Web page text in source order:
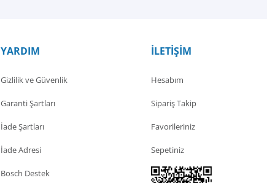
YARDIM
Gizlilik ve Güvenlik
Garanti Şartları
İade Şartları
İade Adresi
Bosch Destek
İLETİŞİM
Hesabım
Sipariş Takip
Favorileriniz
Sepetiniz